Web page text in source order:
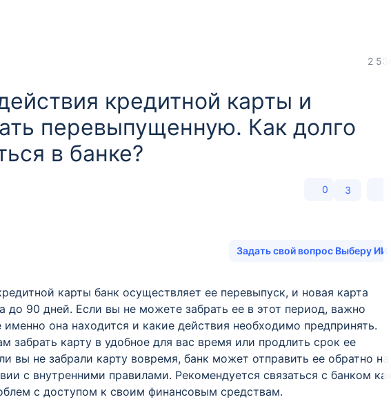
2 534
кредитной карты и
перевыпущенную. Как долго
в банке?
0 3
Задать свой вопрос Выберу ИИ
карты банк осуществляет ее перевыпуск, и новая карта
до 90 дней. Если вы не можете забрать ее в этот период, важно
именно она находится и какие действия необходимо предпринять.
забрать карту в удобное для вас время или продлить срок ее
вы не забрали карту вовремя, банк может отправить ее обратно на
с внутренними правилами. Рекомендуется связаться с банком как
с доступом к своим финансовым средствам.